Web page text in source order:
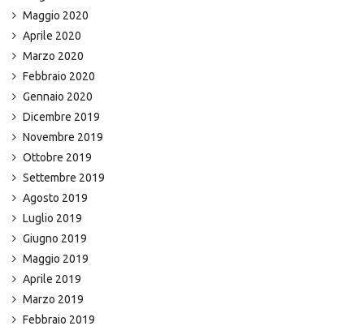
Maggio 2020
Aprile 2020
Marzo 2020
Febbraio 2020
Gennaio 2020
Dicembre 2019
Novembre 2019
Ottobre 2019
Settembre 2019
Agosto 2019
Luglio 2019
Giugno 2019
Maggio 2019
Aprile 2019
Marzo 2019
Febbraio 2019